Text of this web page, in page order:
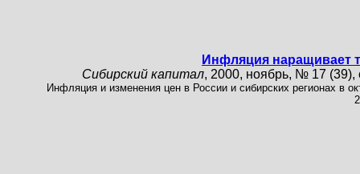
Инфляция наращивает
Сибирский капитал, 2000, ноябрь, № 17 (39),
Инфляция и изменения цен в России и сибирских регионах в